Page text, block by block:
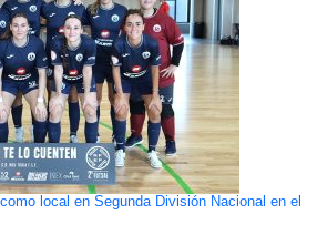
local en Segunda División Nacional en el